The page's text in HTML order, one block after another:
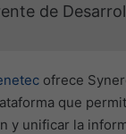
de
ofrece
que
y unificar la